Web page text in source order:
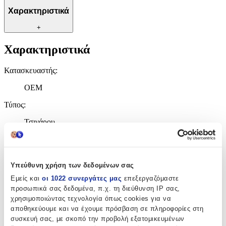
Υπεύθυνη χρήση των δεδομένων σας
Εμείς και οι 1022 συνεργάτες μας επεξεργαζόμαστε
προσωπικά σας δεδομένα, π.χ. τη διεύθυνση IP σας,
χρησιμοποιώντας τεχνολογία όπως cookies για να
αποθηκεύουμε και να έχουμε πρόσβαση σε πληροφορίες στη
συσκευή σας, με σκοπό την προβολή εξατομικευμένων
Χαρακτηριστικά
+
Χαρακτηριστικά
Κατασκευαστής:
OEM
Τύπος:
Τσιγάρου
Υλικό
Χρώμα
Διάφανο
Τεμάχια: